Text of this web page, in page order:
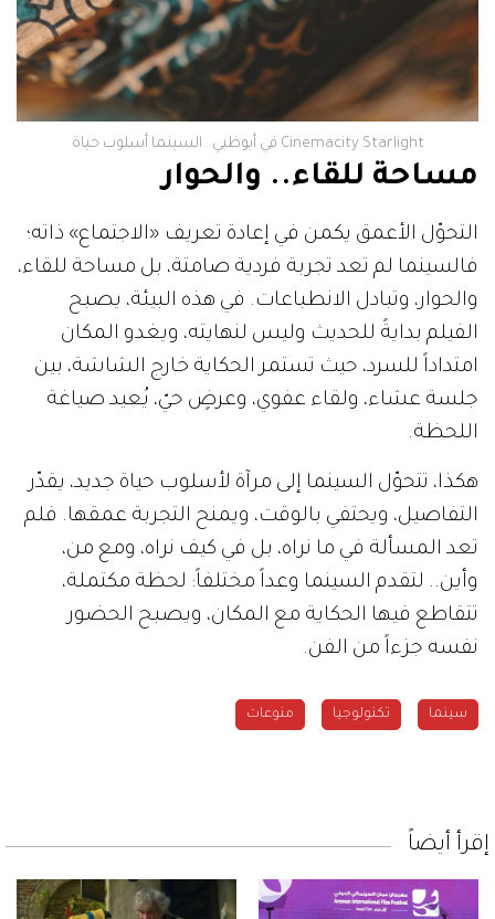
Cinemacity Starlight في أبوظبي.. السينما أسلوب حياة
مساحة للقاء.. والحوار
التحوّل الأعمق يكمن في إعادة تعريف «الاجتماع» ذاته؛
فالسينما لم تعد تجربة فردية صامتة، بل مساحة للقاء،
والحوار، وتبادل الانطباعات. في هذه البيئة، يصبح
الفيلم بدايةً للحديث وليس لنهايته، ويغدو المكان
امتداداً للسرد، حيث تستمر الحكاية خارج الشاشة، بين
جلسة عشاء، ولقاء عفوي، وعرضٍ حيّ، يُعيد صياغة
اللحظة.
هكذا، تتحوّل السينما إلى مرآة لأسلوب حياة جديد، يقدّر
التفاصيل، ويحتفي بالوقت، ويمنح التجربة عمقها. فلم
تعد المسألة في ما نراه، بل في كيف نراه، ومع من،
وأين.. لتقدم السينما وعداً مختلفاً: لحظة مكتملة،
تتقاطع فيها الحكاية مع المكان، ويصبح الحضور
نفسه جزءاً من الفن.
سينما تكنولوجيا منوعات
إقرأ أيضاً